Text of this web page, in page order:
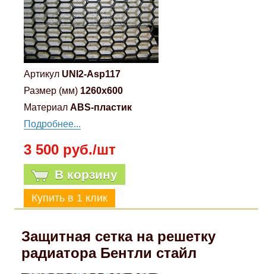
Артикул UNI2-Asp117
Размер (мм) 1260x600
Материал ABS-пластик
Подробнее...
3 500 руб./шт
В корзину
Защитная сетка на решетку
радиатора Бентли стайл
Renault
Suzuki
Toyota
Volkswagen
УАЗ
Дополнительные товары